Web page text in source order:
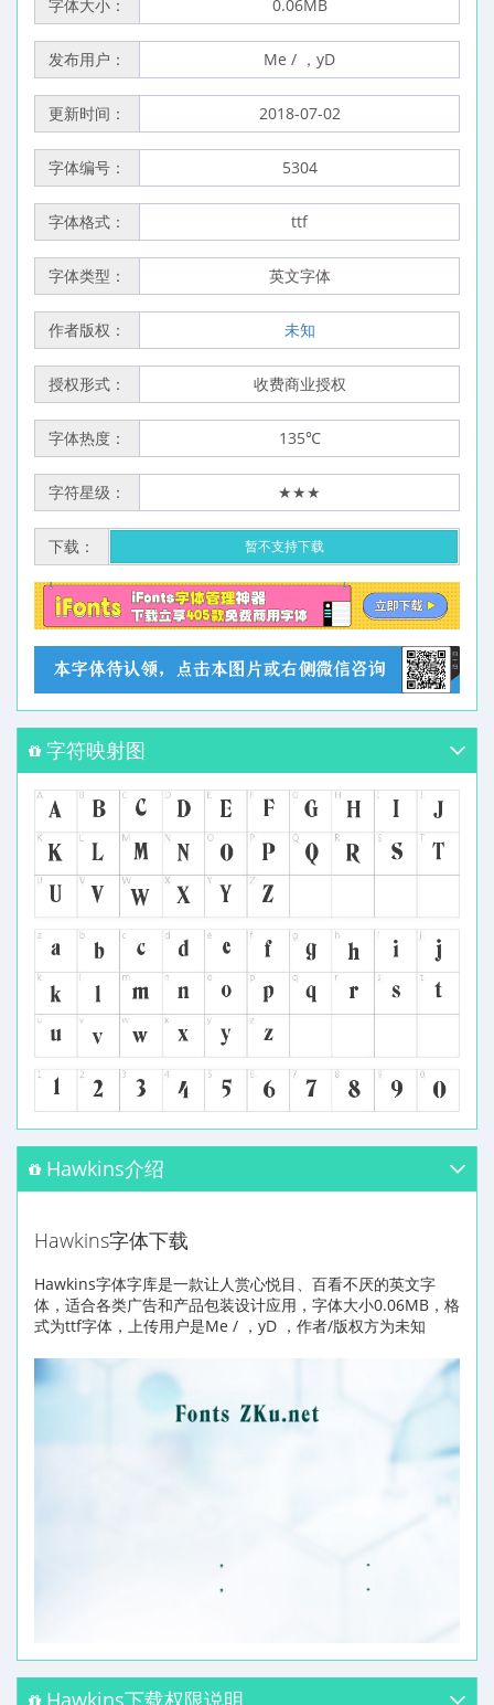
字体大小： 0.06MB
发布用户： Me / ，yD
更新时间： 2018-07-02
字体编号： 5304
字体格式： ttf
字体类型： 英文字体
作者版权： 未知
授权形式： 收费商业授权
字体热度： 135℃
字符星级： ★★★
下载： 暂不支持下载
字符映射图
Hawkins介绍
Hawkins字体下载
Hawkins字体字库是一款让人赏心悦目、百看不厌的英文字
体，适合各类广告和产品包装设计应用，字体大小0.06MB，格
式为ttf字体，上传用户是Me / ，yD ，作者/版权方为未知
Hawkins下载权限说明